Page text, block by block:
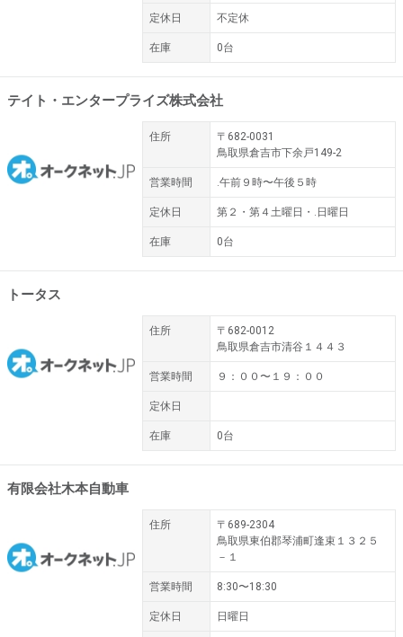
定休日 不定休
在庫 0台
テイト・エンタープライズ株式会社
住所
〒682-0031
鳥取県倉吉市下余戸149-2
営業時間 .午前９時〜午後５時
定休日 第２・第４土曜日・.日曜日
在庫 0台
トータス
住所
〒682-0012
鳥取県倉吉市清谷１４４３
営業時間 ９：００〜１９：００
定休日
在庫 0台
有限会社木本自動車
住所
〒689-2304
鳥取県東伯郡琴浦町逢束１３２５
－１
営業時間 8:30〜18:30
定休日 日曜日